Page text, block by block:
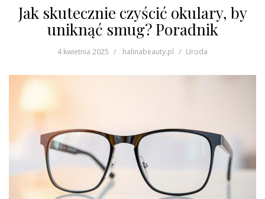
Jak skutecznie czyścić okulary, by
uniknąć smug? Poradnik
4 kwietnia 2025 halinabeauty.pl Uroda